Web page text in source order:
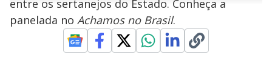
a
n
d
o
s
u
n
o
s
entre os sertanejos do Estado. Conheça a
panelada no Achamos no Brasil.